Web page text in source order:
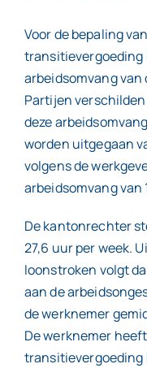
Voor de bepaling
transitievergoeding
arbeidsomvang van
Partijen
deze
worden uitgegaan
volgens de
arbeidsomvang van
De kantonrechter
27,6 uur per week.
loonstroken volgt
aan de
de werknemer
De werknemer
transitievergoeding